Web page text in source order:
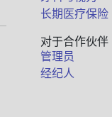
长期医疗保险
对于合作伙伴
管理员
经纪人